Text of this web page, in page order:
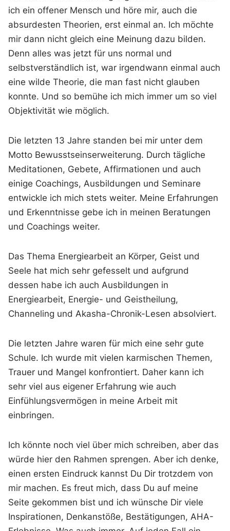
ich ein offener Mensch und höre mir, auch die
absurdesten Theorien, erst einmal an. Ich möchte
mir dann nicht gleich eine Meinung dazu bilden.
Denn alles was jetzt für uns normal und
selbstverständlich ist, war irgendwann einmal auch
eine wilde Theorie, die man fast nicht glauben
konnte. Und so bemühe ich mich immer um so viel
Objektivität wie möglich.
Die letzten 13 Jahre standen bei mir unter dem
Motto Bewusstseinserweiterung. Durch tägliche
Meditationen, Gebete, Affirmationen und auch
einige Coachings, Ausbildungen und Seminare
entwickle ich mich stets weiter. Meine Erfahrungen
und Erkenntnisse gebe ich in meinen Beratungen
und Coachings weiter.
Das Thema Energiearbeit an Körper, Geist und
Seele hat mich sehr gefesselt und aufgrund
dessen habe ich auch Ausbildungen in
Energiearbeit, Energie- und Geistheilung,
Channeling und Akasha-Chronik-Lesen absolviert.
Die letzten Jahre waren für mich eine sehr gute
Schule. Ich wurde mit vielen karmischen Themen,
Trauer und Mangel konfrontiert. Daher kann ich
sehr viel aus eigener Erfahrung wie auch
Einfühlungsvermögen in meine Arbeit mit
einbringen.
Ich könnte noch viel über mich schreiben, aber das
würde hier den Rahmen sprengen. Aber ich denke,
einen ersten Eindruck kannst Du Dir trotzdem von
mir machen. Es freut mich, dass Du auf meine
Seite gekommen bist und ich wünsche Dir viele
Inspirationen, Denkanstöße, Bestätigungen, AHA-